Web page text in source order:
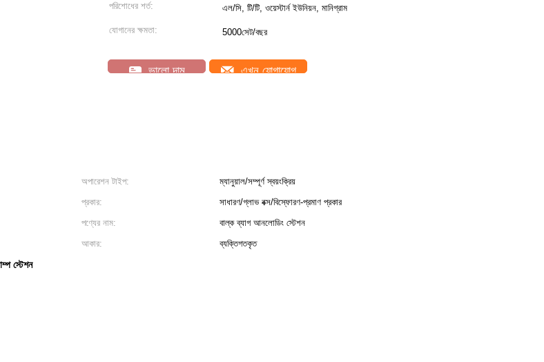
পরিশোধের শর্ত: এল/সি, টি/টি, ওয়েস্টার্ন ইউনিয়ন, মানিগ্রাম
যোগানের ক্ষমতা: 5000সেট/বছর
ভালো দাম এখন যোগাযোগ
অপারেশন টাইপ:
ম্যানুয়াল/সম্পূর্ণ স্বয়ংক্রিয়
প্রকার:
সাধারণ/গ্লাভ বক্স/বিস্ফোরণ-প্রমাণ প্রকার
পণ্যের নাম:
বাল্ক ব্যাগ আনলোডিং স্টেশন
আকার:
ব্যক্তিগতকৃত
স্টেশন